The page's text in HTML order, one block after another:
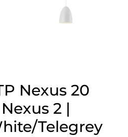
Nexus 20
2 |
Telegrey